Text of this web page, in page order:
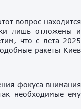
вопрос находится
лишь отложены и
что с лета 2025
ракеты Киев
фокуса внимания
необходимые ему